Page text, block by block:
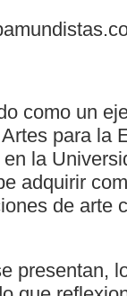
como un
para la
la
adquirir
de arte
presentan,